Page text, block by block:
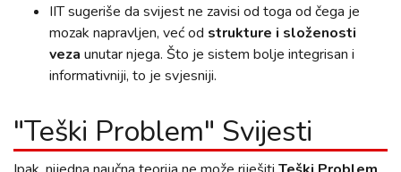
IIT sugeriše da svijest ne zavisi od toga od čega je
mozak napravljen, već od strukture i složenosti
veza unutar njega. Što je sistem bolje integrisan i
informativniji, to je svjesniji.
"Teški Problem" Svijesti